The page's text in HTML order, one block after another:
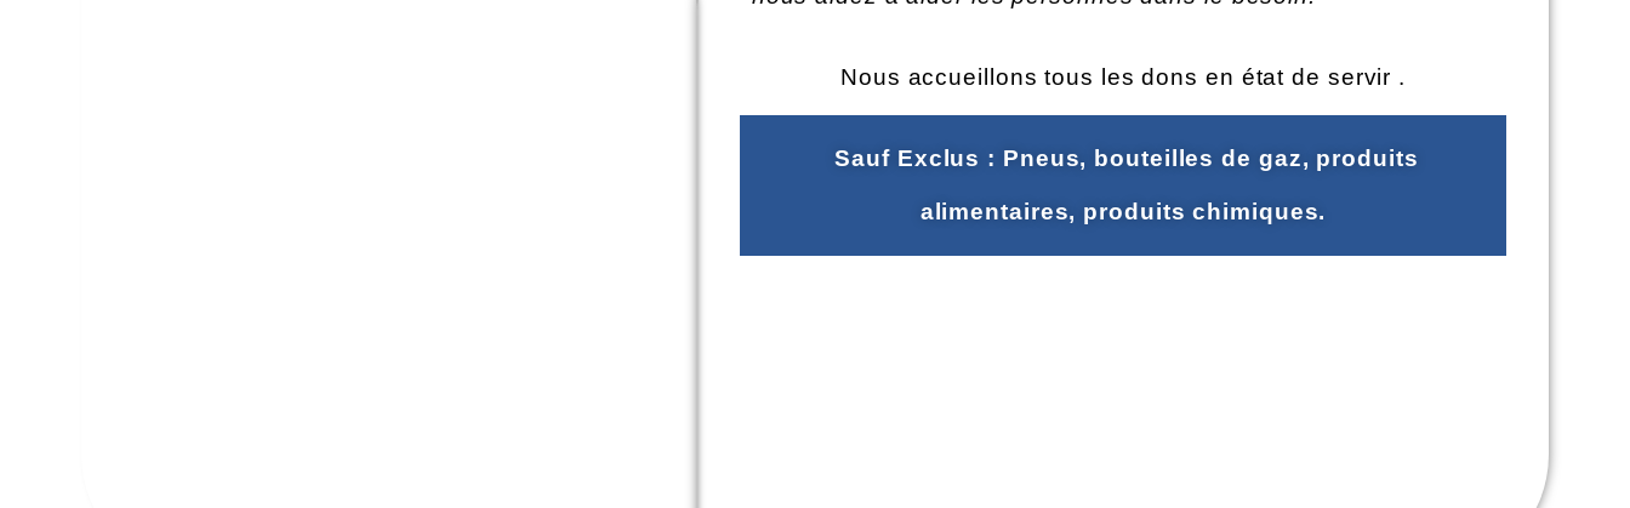
Nous accueillons tous les dons en état de servir .
Sauf Exclus : Pneus, bouteilles de gaz, produits
alimentaires, produits chimiques.